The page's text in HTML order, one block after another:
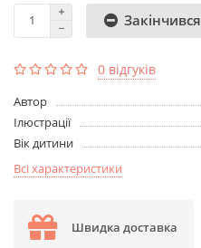
Закінчився
0 відгуків
Aвтор
Ілюстрації
Вік дитини
Всі характеристики
Швидка доставка